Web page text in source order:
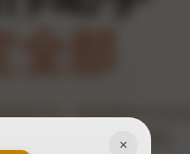
动产出，复刻同款多平台发布
书抖音快手电商一站搞定
×